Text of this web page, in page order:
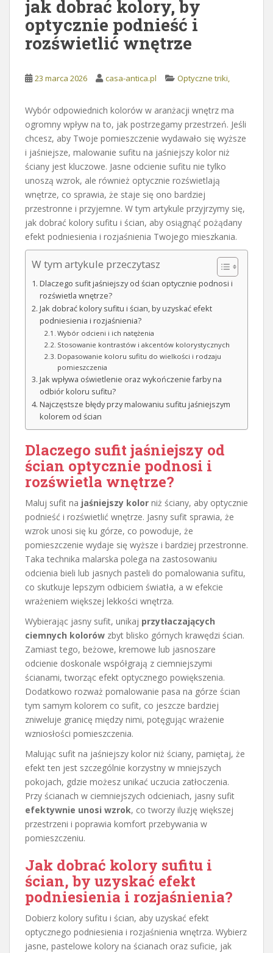
jak dobrać kolory, by
optycznie podnieść i
rozświetlić wnętrze
23 marca 2026 casa-antica.pl Optyczne triki,
Wybór odpowiednich kolorów w aranżacji wnętrz ma
ogromny wpływ na to, jak postrzegamy przestrzeń. Jeśli
chcesz, aby Twoje pomieszczenie wydawało się wyższe
i jaśniejsze, malowanie sufitu na jaśniejszy kolor niż
ściany jest kluczowe. Jasne odcienie sufitu nie tylko
unoszą wzrok, ale również optycznie rozświetlają
wnętrze, co sprawia, że staje się ono bardziej
przestronne i przyjemne. W tym artykule przyjrzymy się,
jak dobrać kolory sufitu i ścian, aby osiągnąć pożądany
efekt podniesienia i rozjaśnienia Twojego mieszkania.
W tym artykule przeczytasz
Dlaczego sufit jaśniejszy od ścian optycznie podnosi i
rozświetla wnętrze?
Jak dobrać kolory sufitu i ścian, by uzyskać efekt
podniesienia i rozjaśnienia?
Wybór odcieni i ich natężenia
Stosowanie kontrastów i akcentów kolorystycznych
Dopasowanie koloru sufitu do wielkości i rodzaju
pomieszczenia
Jak wpływa oświetlenie oraz wykończenie farby na
odbiór koloru sufitu?
Najczęstsze błędy przy malowaniu sufitu jaśniejszym
kolorem od ścian
Dlaczego sufit jaśniejszy od
ścian optycznie podnosi i
rozświetla wnętrze?
Maluj sufit na jaśniejszy kolor niż ściany, aby optycznie
podnieść i rozświetlić wnętrze. Jasny sufit sprawia, że
wzrok unosi się ku górze, co powoduje, że
pomieszczenie wydaje się wyższe i bardziej przestronne.
Taka technika malarska polega na zastosowaniu
odcienia bieli lub jasnych pasteli do pomalowania sufitu,
co skutkuje lepszym odbiciem światła, a w efekcie
wrażeniem większej lekkości wnętrza.
Wybierając jasny sufit, unikaj przytłaczających
ciemnych kolorów zbyt blisko górnych krawędzi ścian.
Zamiast tego, beżowe, kremowe lub jasnoszare
odcienie doskonale współgrają z ciemniejszymi
ścianami, tworząc efekt optycznego powiększenia.
Dodatkowo rozważ pomalowanie pasa na górze ścian
tym samym kolorem co sufit, co jeszcze bardziej
zniweluje granicę między nimi, potęgując wrażenie
wzniosłości pomieszczenia.
Malując sufit na jaśniejszy kolor niż ściany, pamiętaj, że
efekt ten jest szczególnie korzystny w mniejszych
pokojach, gdzie możesz unikać uczucia zatłoczenia.
Przy ścianach w ciemniejszych odcieniach, jasny sufit
efektywnie unosi wzrok, co tworzy iluzję większej
przestrzeni i poprawia komfort przebywania w
pomieszczeniu.
Jak dobrać kolory sufitu i
ścian, by uzyskać efekt
podniesienia i rozjaśnienia?
Dobierz kolory sufitu i ścian, aby uzyskać efekt
optycznego podniesienia i rozjaśnienia wnętrza. Wybierz
jasne, pastelowe kolory na ścianach oraz suficie, jak